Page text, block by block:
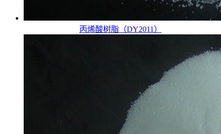
丙烯酸树脂（DY2011）